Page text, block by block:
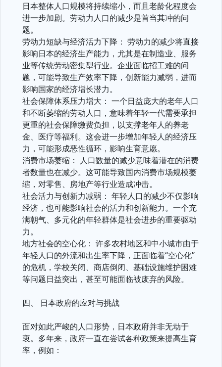
日本整体人口规模将持续缩小，而且老龄化程度会
进一步加剧。劳动力人口的减少是首当其冲的问
题。
劳动力短缺与经济活力下降： 劳动力的减少将直接
影响日本的经济生产能力，尤其是在制造业、服务
业等传统劳动密集型行业。企业面临招工难的问
题，可能导致生产效率下降，创新能力减弱，进而
影响国家的经济增长潜力。
社会保障体系压力增大： 一个日益庞大的老年人口
和不断萎缩的劳动人口，意味着年轻一代需要承担
更重的社会保障缴费负担，以支撑老年人的养老
金、医疗等福利。这会进一步增加年轻人的经济压
力，可能形成恶性循环，影响生育意愿。
消费市场萎缩： 人口数量的减少意味着潜在的消费
者数量也在减少。这可能导致国内消费市场规模萎
缩，对零售、房地产等行业造成冲击。
社会活力与创新力减弱： 年轻人口的减少不仅影响
经济，也可能影响社会的活力和创新能力。一个充
满朝气、多元化的年轻群体是社会进步的重要驱动
力。
地方社会的空心化： 许多农村地区和中小城市由于
年轻人口的外流和出生率下降，正面临着“空心化”
的危机，学校关闭、商店倒闭、基础设施维护困难
等问题日益突出，甚至可能面临被废弃的风险。
四、 日本政府的应对与挑战
面对如此严峻的人口形势，日本政府并非无动于
衷。多年来，政府一直在尝试各种政策来提高生育
率，例如：